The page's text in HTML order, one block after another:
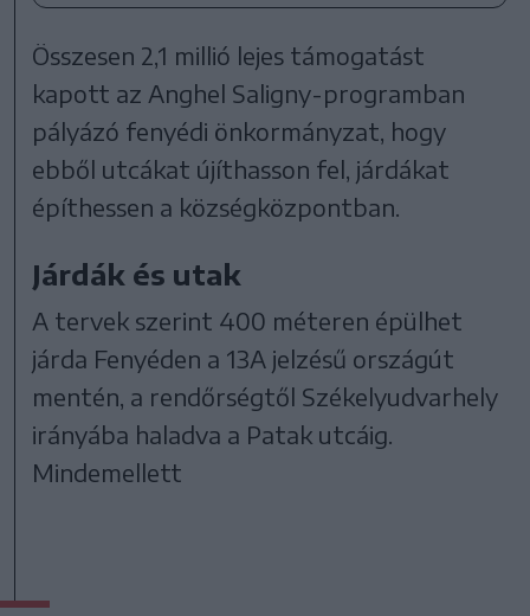
Összesen 2,1 millió lejes támogatást
kapott az Anghel Saligny-programban
pályázó fenyédi önkormányzat, hogy
ebből utcákat újíthasson fel, járdákat
építhessen a községközpontban.
Járdák és utak
A tervek szerint 400 méteren épülhet
járda Fenyéden a 13A jelzésű országút
mentén, a rendőrségtől Székelyudvarhely
irányába haladva a Patak utcáig.
Mindemellett